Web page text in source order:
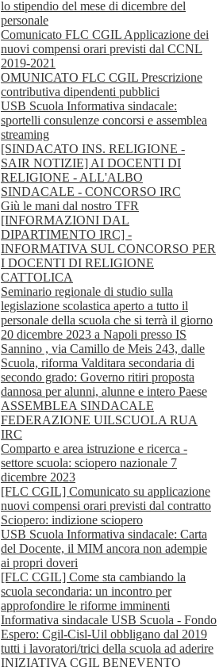
lo stipendio del mese di dicembre del
personale
Comunicato FLC CGIL Applicazione dei
nuovi compensi orari previsti dal CCNL
2019-2021
OMUNICATO FLC CGIL Prescrizione
contributiva dipendenti pubblici
USB Scuola Informativa sindacale:
sportelli consulenze concorsi e assemblea
streaming
[SINDACATO INS. RELIGIONE -
SAIR NOTIZIE] AI DOCENTI DI
RELIGIONE - ALL'ALBO
SINDACALE - CONCORSO IRC
Giù le mani dal nostro TFR
[INFORMAZIONI DAL
DIPARTIMENTO IRC] -
INFORMATIVA SUL CONCORSO PER
I DOCENTI DI RELIGIONE
CATTOLICA
Seminario regionale di studio sulla
legislazione scolastica aperto a tutto il
personale della scuola che si terrà il giorno
20 dicembre 2023 a Napoli presso IS
Sannino , via Camillo de Meis 243, dalle
Scuola, riforma Valditara secondaria di
secondo grado: Governo ritiri proposta
dannosa per alunni, alunne e intero Paese
ASSEMBLEA SINDACALE
FEDERAZIONE UILSCUOLA RUA
IRC
Comparto e area istruzione e ricerca -
settore scuola: sciopero nazionale 7
dicembre 2023
[FLC CGIL] Comunicato su applicazione
nuovi compensi orari previsti dal contratto
Sciopero: indizione sciopero
USB Scuola Informativa sindacale: Carta
del Docente, il MIM ancora non adempie
ai propri doveri
[FLC CGIL] Come sta cambiando la
scuola secondaria: un incontro per
approfondire le riforme imminenti
Informativa sindacale USB Scuola - Fondo
Espero: Cgil-Cisl-Uil obbligano dal 2019
tutti i lavoratori/trici della scuola ad aderire
INIZIATIVA CGIL BENEVENTO